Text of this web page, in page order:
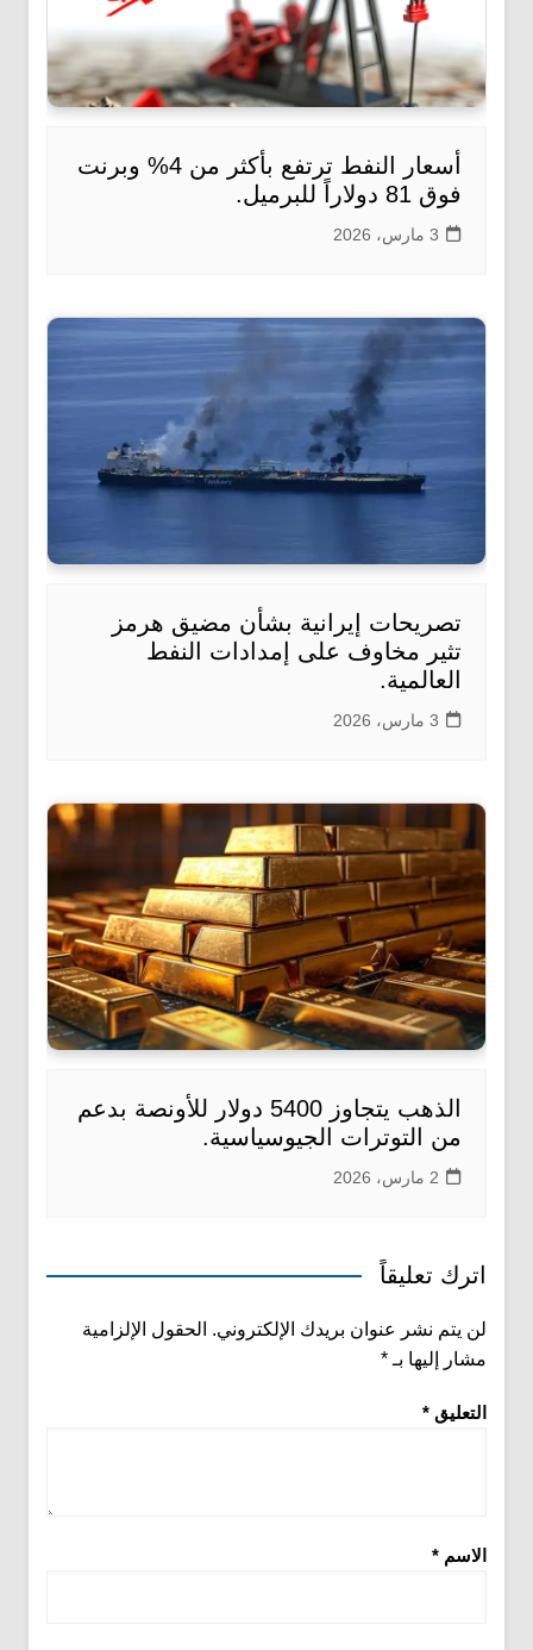
أسعار النفط ترتفع بأكثر من 4% وبرنت
فوق 81 دولاراً للبرميل.
3 مارس، 2026
تصريحات إيرانية بشأن مضيق هرمز
تثير مخاوف على إمدادات النفط
العالمية.
3 مارس، 2026
الذهب يتجاوز 5400 دولار للأونصة بدعم
من التوترات الجيوسياسية.
2 مارس، 2026
اترك تعليقاً
لن يتم نشر عنوان بريدك الإلكتروني. الحقول الإلزامية
مشار إليها بـ *
التعليق *
الاسم *